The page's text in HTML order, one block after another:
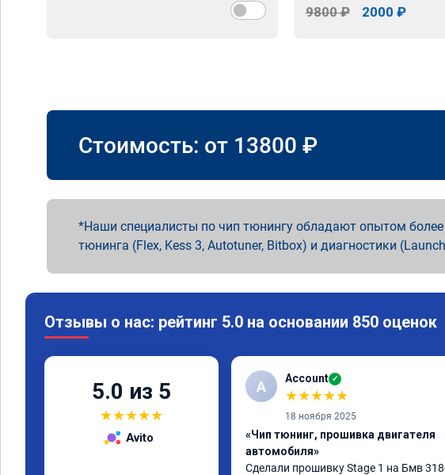
9800 ₽ 2000 ₽
Стоимость: от 13800 ₽
Наши специалисты по чип тюнингу обладают опытом
тюнинга (Flex, Kess 3, Autotuner, Bitbox) и диагностики
Отзывы о нас: рейтинг 5.0 на основании 850 оценок
5.0 из 5
★★★★★
Avito
A Account ✓
★★★★★
18 ноября 2025
«Чип тюнинг, прошивка двигателя
автомобиля»
Сделали прошивку Stage 1 на Бмв